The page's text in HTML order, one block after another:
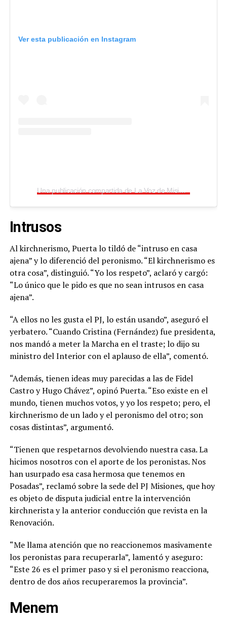
Ver esta publicación en Instagram
Una publicación compartida de La Voz de Misiones (@lavozdemisiones)
Intrusos
Al kirchnerismo, Puerta lo tildó de “intruso en casa
ajena” y lo diferenció del peronismo. “El kirchnerismo es
otra cosa”, distinguió. “Yo los respeto”, aclaró y cargó:
“Lo único que le pido es que no sean intrusos en casa
ajena”.
“A ellos no les gusta el PJ, lo están usando”, aseguró el
yerbatero. “Cuando Cristina (Fernández) fue presidenta,
nos mandó a meter la Marcha en el traste; lo dijo su
ministro del Interior con el aplauso de ella”, comentó.
“Además, tienen ideas muy parecidas a las de Fidel
Castro y Hugo Chávez”, opinó Puerta. “Eso existe en el
mundo, tienen muchos votos, y yo los respeto; pero, el
kirchnerismo de un lado y el peronismo del otro; son
cosas distintas”, argumentó.
“Tienen que respetarnos devolviendo nuestra casa. La
hicimos nosotros con el aporte de los peronistas. Nos
han usurpado esa casa hermosa que tenemos en
Posadas”, reclamó sobre la sede del PJ Misiones, que hoy
es objeto de disputa judicial entre la intervención
kirchnerista y la anterior conducción que revista en la
Renovación.
“Me llama atención que no reaccionemos masivamente
los peronistas para recuperarla”, lamentó y aseguro:
“Este 26 es el primer paso y si el peronismo reacciona,
dentro de dos años recuperaremos la provincia”.
Menem